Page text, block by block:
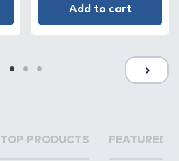
Add to cart
TOP PRODUCTS FEATURED